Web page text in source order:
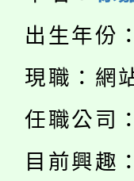
代理(
代理(
轉知
《
程，
淨零
會
115
程
學期
出生年份
現職：網
任職公司：
目前興趣